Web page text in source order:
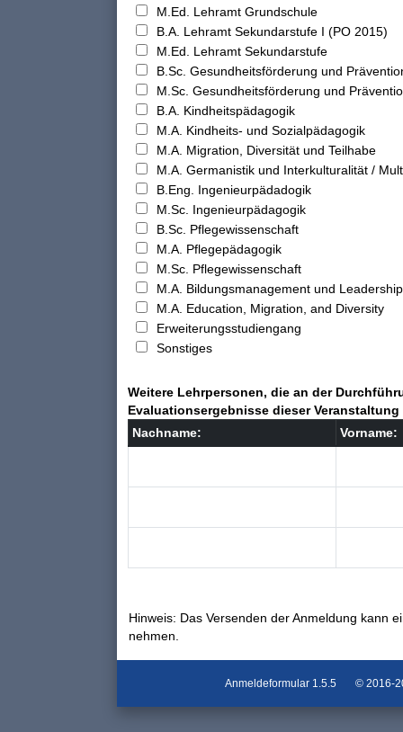
M.Ed. Lehramt Grundschule
B.A. Lehramt Sekundarstufe I (PO 2015)
M.Ed. Lehramt Sekundarstufe
B.Sc. Gesundheitsförderung und
M.Sc. Gesundheitsförderung und
B.A. Kindheitspädagogik
M.A. Kindheits- und Sozialpädagogik
M.A. Migration, Diversität und Teilhabe
M.A. Germanistik und Interkulturalität /
B.Eng. Ingenieurpädadogik
M.Sc. Ingenieurpädagogik
B.Sc. Pflegewissenschaft
M.A. Pflegepädagogik
M.Sc. Pflegewissenschaft
M.A. Bildungsmanagement und
M.A. Education, Migration, and Diversity
Erweiterungsstudiengang
Sonstiges
Weitere Lehrpersonen, die an der
Evaluationsergebnisse dieser
Nachname:
Vorname:
Hinweis: Das Versenden der Anmeldung kann
nehmen.
Anmeldeformular 1.5.5 © 2016-